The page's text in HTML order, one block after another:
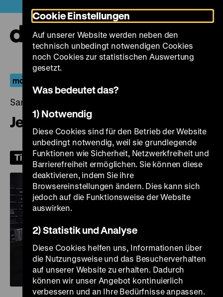
zum
Seiteninhalt
springen
moving history
Samstag, 05. Oktober 2024, 19.00 Uhr
Jeder schreibt für sich allein
Tickets
Cookie Einstellungen
Auf unserer Website werden neben den
technisch unbedingt notwendigen Cookies
noch Cookies zur statistischen Auswertung
gesetzt.
Was bedeutet das?
1) Notwendig
Diese Cookies sind für den Betrieb der Website
unbedingt notwendig, weil sie grundlegende
Funktionen wie Sicherheit, Netzwerkfreiheit und
Barrierefreiheit ermöglichen. Sie können diese
deaktivieren, indem Sie ihre
Browsereinstellungen ändern. Dies kann sich
jedoch auf die Funktionsweise der Website
auswirken.
2) Statistik und Analyse
Diese Cookies helfen uns, Informationen über
die Nutzungsweise und das Besucherverhalten
auf unserer Website zu erhalten. Dadurch
können wir unser Angebot kontinuierlich
verbessern und an Ihre Bedürfnisse anpassen.